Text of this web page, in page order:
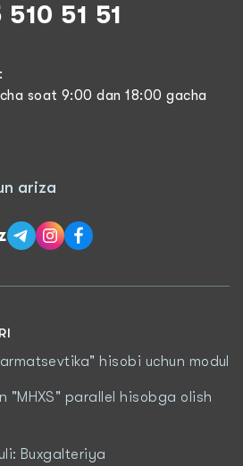
51 51
soat 9:00 dan 18:00 gacha
ariza
hisobi uchun modul
"MHXS" parallel hisobga olish
Buxgalteriya